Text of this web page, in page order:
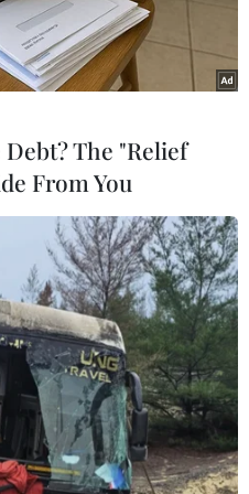
tại Erding, gần Munich, miền
AFP/TTXVN)
thông báo Chính
150 triệu euro (189
hồi hương những
kiện được chấp
trở về quê hương.
The "Relief
From You